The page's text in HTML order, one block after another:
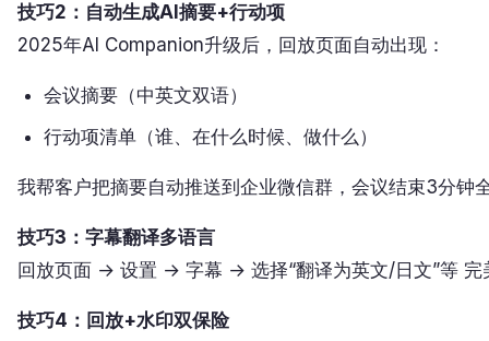
技巧2：自动生成AI摘要+行动项
2025年AI Companion升级后，回放页面自动出现：
会议摘要（中英文双语）
行动项清单（谁、在什么时候、做什么）
我帮客户把摘要自动推送到企业微信群，会议结束3分钟
技巧3：字幕翻译多语言
回放页面 → 设置 → 字幕 → 选择“翻译为英文/日文”等 完
技巧4：回放+水印双保险